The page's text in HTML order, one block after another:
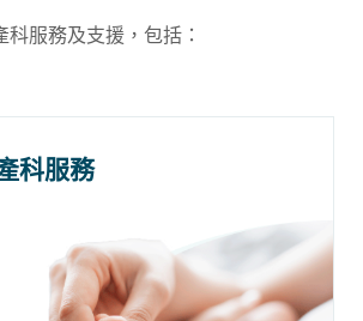
服務及支援，包括：
科服務